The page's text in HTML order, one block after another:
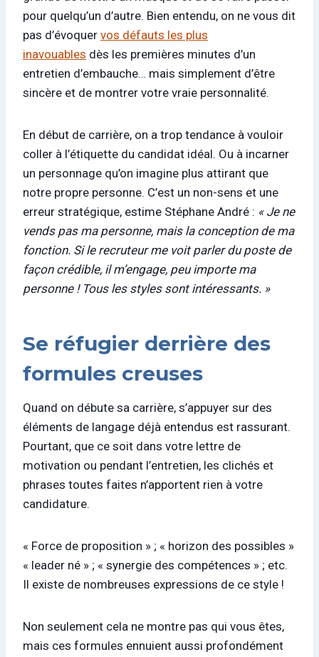
pour quelqu’un d’autre. Bien entendu, on ne vous dit
pas d’évoquer vos défauts les plus
inavouables dès les premières minutes d’un
entretien d’embauche… mais simplement d’être
sincère et de montrer votre vraie personnalité.
En début de carrière, on a trop tendance à vouloir
coller à l’étiquette du candidat idéal. Ou à incarner
un personnage qu’on imagine plus attirant que
notre propre personne. C’est un non-sens et une
erreur stratégique, estime Stéphane André : « Je ne
vends pas ma personne, mais la conception de ma
fonction. Si le recruteur me voit parler du poste de
façon crédible, il m’engage, peu importe ma
personne ! Tous les styles sont intéressants. »
Se réfugier derrière des
formules creuses
Quand on débute sa carrière, s’appuyer sur des
éléments de langage déjà entendus est rassurant.
Pourtant, que ce soit dans votre lettre de
motivation ou pendant l’entretien, les clichés et
phrases toutes faites n’apportent rien à votre
candidature.
« Force de proposition » ; « horizon des possibles »
« leader né » ; « synergie des compétences » ; etc.
Il existe de nombreuses expressions de ce style !
Non seulement cela ne montre pas qui vous êtes,
mais ces formules ennuient aussi profondément